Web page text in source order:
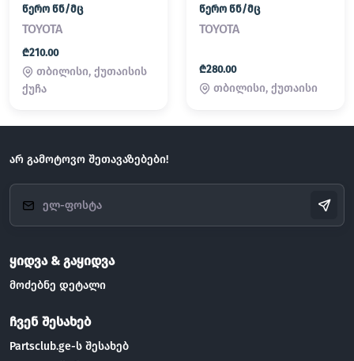
წერო წნ/მც
TOYOTA
₾210.00
თბილისი, ქუთაისის
ქუჩა
წერო წნ/მც
TOYOTA
₾280.00
თბილისი, ქუთაისი
არ გამოტოვო შეთავაზებები!
ყიდვა & გაყიდვა
მოძებნე დეტალი
ჩვენ შესახებ
Partsclub.ge-ს შესახებ